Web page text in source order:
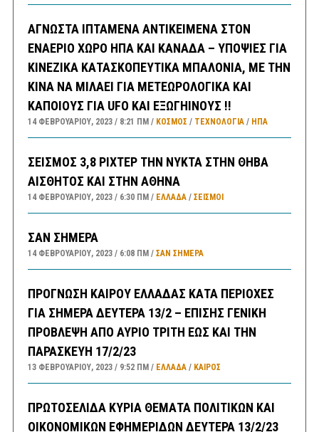
ΑΓΝΩΣΤΑ ΙΠΤΑΜΕΝΑ ΑΝΤΙΚΕΙΜΕΝΑ ΣΤΟΝ
ΕΝΑΕΡΙΟ ΧΩΡΟ ΗΠΑ ΚΑΙ ΚΑΝΑΔΑ – ΥΠΟΨΙΕΣ ΓΙΑ
ΚΙΝΕΖΙΚΑ ΚΑΤΑΣΚΟΠΕΥΤΙΚΑ ΜΠΑΛΟΝΙΑ, ΜΕ ΤΗΝ
ΚΙΝΑ ΝΑ ΜΙΛΑΕΙ ΓΙΑ ΜΕΤΕΩΡΟΛΟΓΙΚΑ ΚΑΙ
ΚΑΠΟΙΟΥΣ ΓΙΑ UFO ΚΑΙ ΕΞΩΓΗΙΝΟΥΣ !!
14 ΦΕΒΡΟΥΑΡΊΟΥ, 2023 8:21 ΠΜ ΚΟΣΜΟΣ / ΤΕΧΝΟΛΟΓΙΑ/ ΗΠΑ
ΣΕΙΣΜΟΣ 3,8 ΡΙΧΤΕΡ ΤΗΝ ΝΥΚΤΑ ΣΤΗΝ ΘΗΒΑ
ΑΙΣΘΗΤΟΣ ΚΑΙ ΣΤΗΝ ΑΘΗΝΑ
14 ΦΕΒΡΟΥΑΡΊΟΥ, 2023 6:30 ΠΜ ΕΛΛΑΔA/ ΣΕΙΣΜΟΙ
ΣΑΝ ΣΗΜΕΡΑ
14 ΦΕΒΡΟΥΑΡΊΟΥ, 2023 6:08 ΠΜ ΣΑΝ ΣΉΜΕΡΑ
ΠΡΟΓΝΩΣΗ ΚΑΙΡΟΥ ΕΛΛΑΔΑΣ ΚΑΤΑ ΠΕΡΙΟΧΕΣ
ΓΙΑ ΣΗΜΕΡΑ ΔΕΥΤΕΡΑ 13/2 – ΕΠΙΣΗΣ ΓΕΝΙΚΗ
ΠΡΟΒΛΕΨΗ ΑΠΟ ΑΥΡΙΟ ΤΡΙΤΗ ΕΩΣ ΚΑΙ ΤΗΝ
ΠΑΡΑΣΚΕΥΗ 17/2/23
13 ΦΕΒΡΟΥΑΡΊΟΥ, 2023 9:52 ΠΜ ΕΛΛΑΔA/ ΚΑΙΡΌΣ
ΠΡΩΤΟΣΕΛΙΔΑ ΚΥΡΙΑ ΘΕΜΑΤΑ ΠΟΛΙΤΙΚΩΝ ΚΑΙ
ΟΙΚΟΝΟΜΙΚΩΝ ΕΦΗΜΕΡΙΔΩΝ ΔΕΥΤΕΡΑ 13/2/23